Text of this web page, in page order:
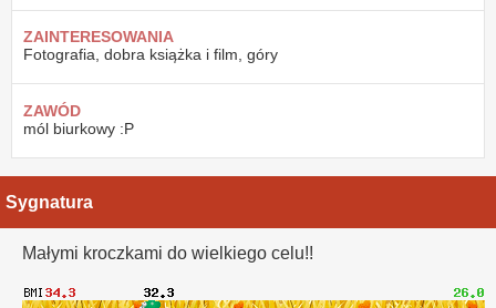
ZAINTERESOWANIA
Fotografia, dobra książka i film, góry
ZAWÓD
mól biurkowy :P
Sygnatura
Małymi kroczkami do wielkiego celu!!